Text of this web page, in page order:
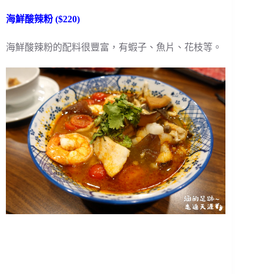
海鮮酸辣粉 ($220)
海鮮酸辣粉的配料很豐富，有蝦子、魚片、花枝等。